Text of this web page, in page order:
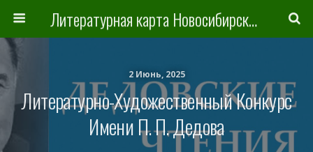
Литературная карта Новосибирска и Новосибирской области
2 Июнь, 2025
Литературно-Художественный Конкурс
Имени П. П. Дедова